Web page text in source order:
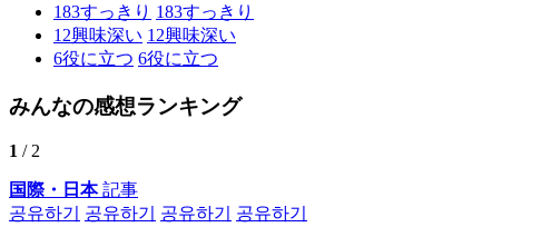
183すっきり 183すっきり
12興味深い 12興味深い
6役に立つ 6役に立つ
みんなの感想ランキング
1 / 2
国際・日本記事
공유하기
공유하기 공유하기 공유하기